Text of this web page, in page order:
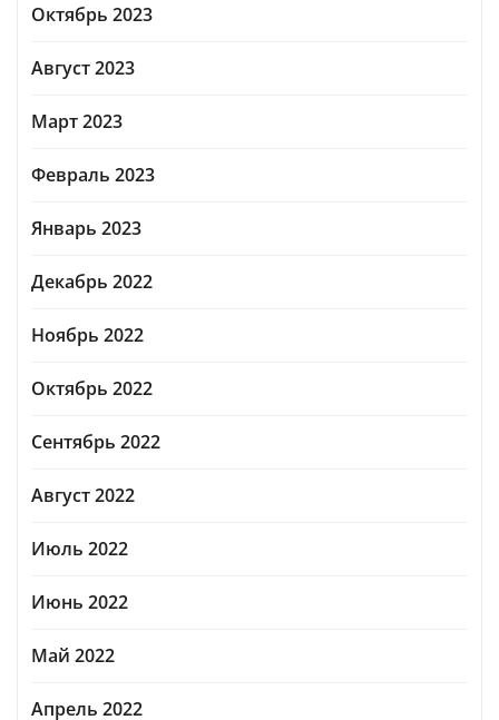
Октябрь 2023
Август 2023
Март 2023
Февраль 2023
Январь 2023
Декабрь 2022
Ноябрь 2022
Октябрь 2022
Сентябрь 2022
Август 2022
Июль 2022
Июнь 2022
Май 2022
Апрель 2022